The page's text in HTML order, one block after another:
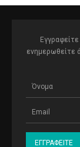
ενημερωθείτε